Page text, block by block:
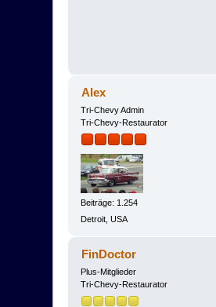
Alex
Tri-Chevy Admin
Tri-Chevy-Restaurator
Beiträge: 1.254
Detroit, USA
FinDoctor
Plus-Mitglieder
Tri-Chevy-Restaurator